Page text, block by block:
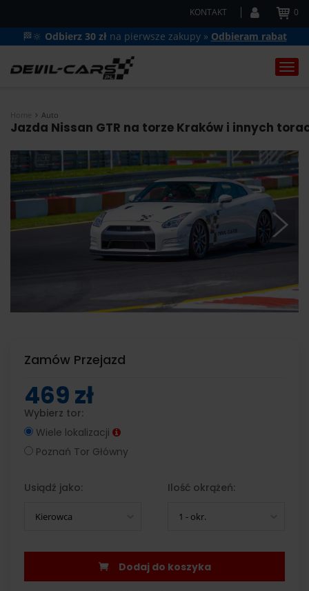
KONTAKT 0
🏁🔆 Odbierz 30 zł na pierwsze zakupy » Odbieram rabat
Home Auto
Jazda Nissan GTR na torze Kraków i innych
Zamów Przejazd
469 zł
Wybierz tor:
Wiele lokalizacji
Poznań Tor Główny
Usiądź jako:
Kierowca
Ilość okrążeń:
1 - okr.
Dodaj do koszyka